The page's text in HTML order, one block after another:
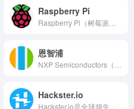
Raspberry Pi
恩智浦
Hackster.io